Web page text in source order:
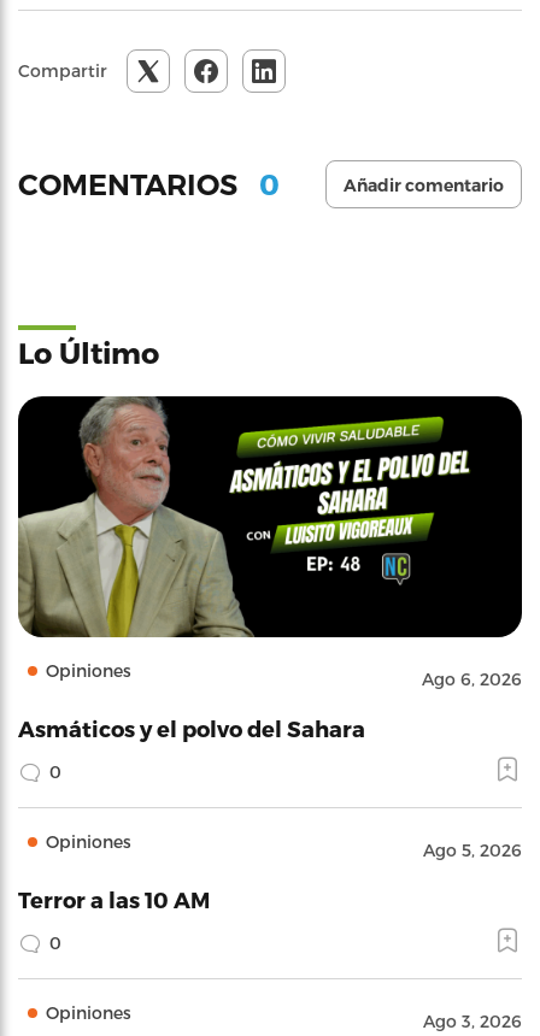
Compartir
COMENTARIOS 0 Añadir comentario
Lo Último
Opiniones Ago 6, 2026
Asmáticos y el polvo del Sahara
0
Opiniones Ago 5, 2026
Terror a las 10 AM
0
Opiniones Ago 3, 2026